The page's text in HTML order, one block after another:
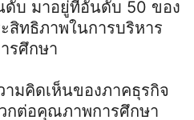
บ มาอยู่ที่อันดับ 50 ของ
สิทธิภาพในการบริหาร
รศึกษา
มคิดเห็นของภาคธุรกิจ
กต่อคุณภาพการศึกษา